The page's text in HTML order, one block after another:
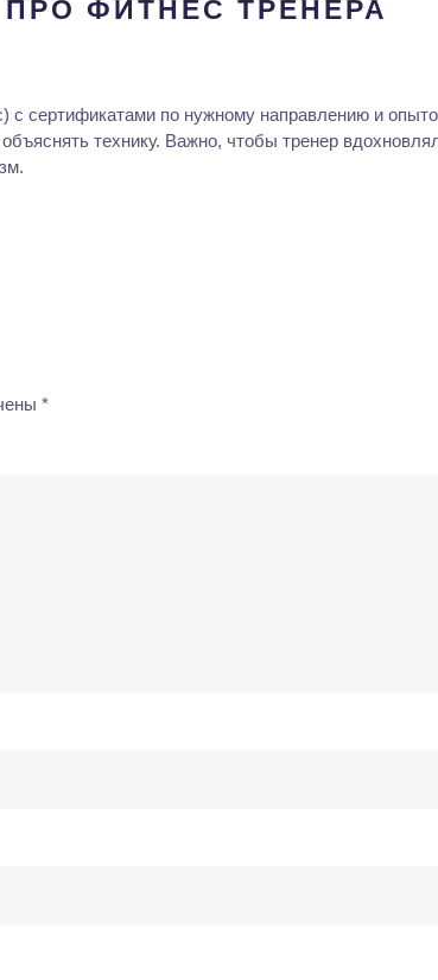
ФИТНЕС ТРЕНЕРА
с сертификатами по нужному направлению и
технику. Важно, чтобы тренер
*